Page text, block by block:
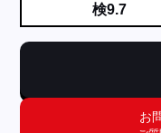
検9.7
お